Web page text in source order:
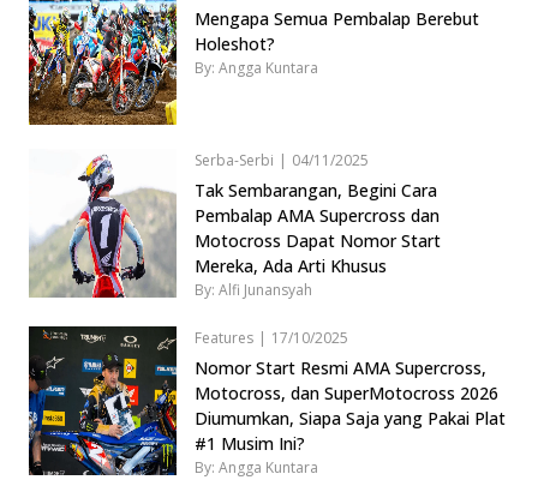
Mengapa Semua Pembalap Berebut
Holeshot?
By: Angga Kuntara
Serba-Serbi | 04/11/2025
Tak Sembarangan, Begini Cara
Pembalap AMA Supercross dan
Motocross Dapat Nomor Start
Mereka, Ada Arti Khusus
By: Alfi Junansyah
Features | 17/10/2025
Nomor Start Resmi AMA Supercross,
Motocross, dan SuperMotocross 2026
Diumumkan, Siapa Saja yang Pakai Plat
#1 Musim Ini?
By: Angga Kuntara